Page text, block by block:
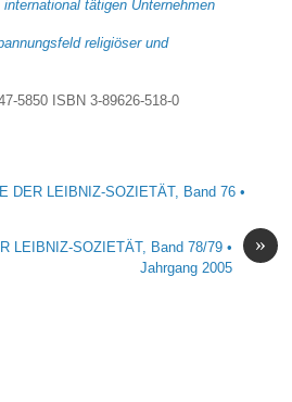
tätigen Unternehmen
religiöser und
5850 ISBN3-89626-518-0
DER LEIBNIZ-SOZIETÄT, Band 76 •
»
LEIBNIZ-SOZIETÄT, Band 78/79 •
Jahrgang 2005